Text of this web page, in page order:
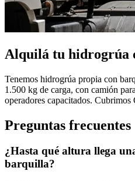
Alquilá tu hidrogrúa
Tenemos hidrogrúa propia con
1.500 kg de carga, con camión
operadores capacitados.
Preguntas frecuentes
¿Hasta qué altura llega
barquilla?